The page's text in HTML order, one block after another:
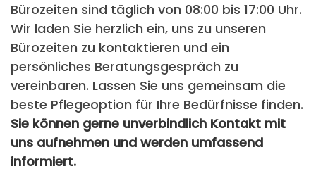
Bürozeiten sind täglich von 08:00 bis 17:00 Uhr.
Wir laden Sie herzlich ein, uns zu unseren
Bürozeiten zu kontaktieren und ein
persönliches Beratungsgespräch zu
vereinbaren. Lassen Sie uns gemeinsam die
beste Pflegeoption für Ihre Bedürfnisse finden.
Sie können gerne unverbindlich Kontakt mit
uns aufnehmen und werden umfassend
informiert.